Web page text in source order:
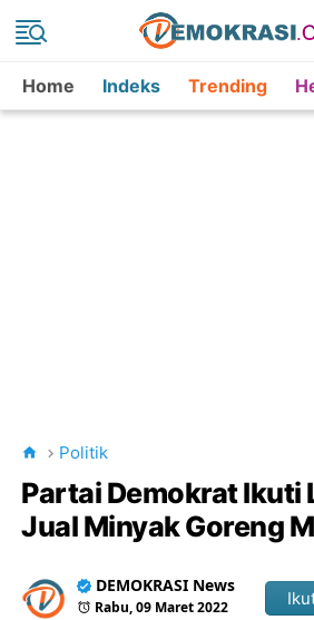
Home Indeks Trending
Politik
Partai Demokrat Ikuti
Jual Minyak Goreng
DEMOKRASI News
Rabu, 09 Maret 2022